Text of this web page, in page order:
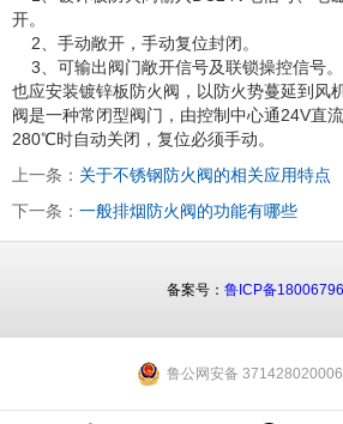
开。
2、手动敞开，手动复位封闭。
3、可输出阀门敞开信号及联锁操控信号
也应安装镀锌板防火阀，以防火势蔓延到风
阀是一种常闭型阀门，由控制中心通24V直
280℃时自动关闭，复位必须手动。
上一条： 关于不锈钢防火阀的相关应用特点
下一条： 一般排烟防火阀的功能有哪些
备案号： 鲁ICP备
鲁公网安备